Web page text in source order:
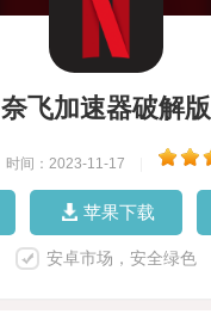
奈飞加速器破解版
时间：2023-11-17
苹果下载
安卓市场，安全绿色